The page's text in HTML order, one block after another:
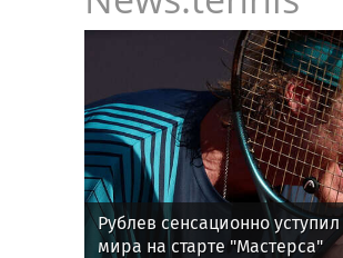
Рублев сенсационно
мира на старте "Мастерса"